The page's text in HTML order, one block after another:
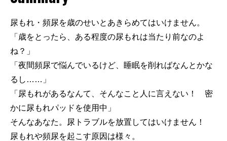
尿もれ・頻尿を歳のせいとあきらめてはいけません。
「歳をとったら、ある程度の尿もれは当たり前なのよ
ね？」
「夜間頻尿で悩んでいるけど、睡眠を削ればなんとかな
るし……」
「尿もれがあるなんて、そんなこと人に言えない！ 密
かに尿もれパッドを使用中」
そんなあなた。尿トラブルを放置してはいけません！
尿もれや頻尿を起こす原因は様々。